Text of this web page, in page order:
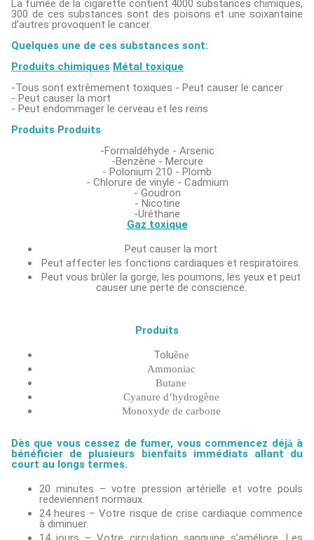
La fumée de la cigarette contient 4000 substances chimiques,
300 de ces substances sont des poisons et une soixantaine
d’autres provoquent le cancer.
Quelques une de ces substances sont:
Produits chimiques Métal toxique
-Tous sont extrêmement toxiques - Peut causer le cancer
- Peut causer la mort
- Peut endommager le cerveau et les reins
Produits Produits
-Formaldéhyde - Arsenic
-Benzène - Mercure
- Polonium 210 - Plomb
- Chlorure de vinyle - Cadmium
- Goudron
- Nicotine
-Uréthane
Gaz toxique
Peut causer la mort
Peut affecter les fonctions cardiaques et respiratoires.
Peut vous brûler la gorge, les poumons, les yeux et peut
causer une perte de conscience.
Produits
Toluène
Ammoniac
Butane
Cyanure d’hydrogène
Monoxyde de carbone
Dès que vous cessez de fumer, vous commencez déjàà
bénéficier de plusieurs bienfaits immédiats allant du
court au longs termes.
20 minutes – votre pression artérielle et votre pouls
redeviennent normaux.
24 heures – Votre risque de crise cardiaque commence
à diminuer.